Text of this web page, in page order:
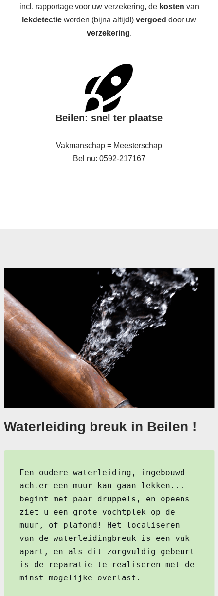
incl. rapportage voor uw verzekering, de kosten van
lekdetectie worden (bijna altijd!) vergoed door uw
verzekering.
Beilen: snel ter plaatse
Vakmanschap = Meesterschap
Bel nu: 0592-217167
Waterleiding breuk in Beilen !
Een oudere waterleiding, ingebouwd
achter een muur kan gaan lekken...
begint met paar druppels, en opeens
ziet u een grote vochtplek op de
muur, of plafond! Het localiseren
van de waterleidingbreuk is een vak
apart, en als dit zorgvuldig gebeurt
is de reparatie te realiseren met de
minst mogelijke overlast.